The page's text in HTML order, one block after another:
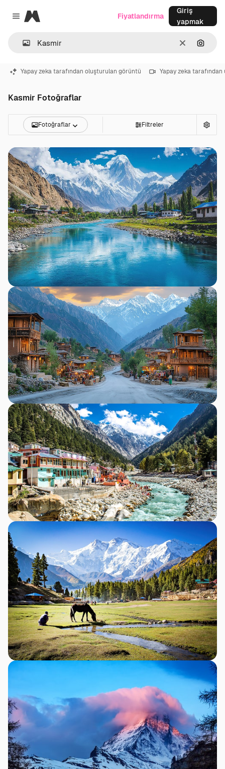
Close menu
Magnific
Temizlemek
Fiyatlandırma
Giriş
yapmak
Yapay zeka tarafından oluşturulan görüntü Yapay zeka
Kasmir Fotoğraflar
Fotoğraflar Filtreler